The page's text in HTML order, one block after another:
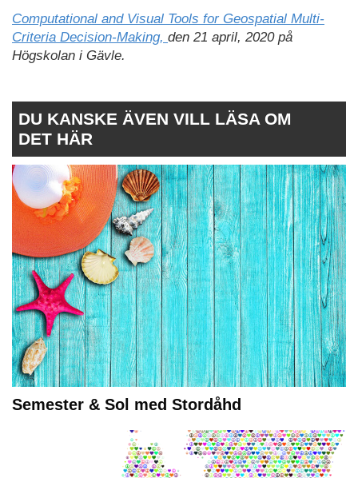
Computational and Visual Tools for Geospatial Multi-
Criteria Decision-Making, den 21 april, 2020 på
Högskolan i Gävle.
DU KANSKE ÄVEN VILL LÄSA OM
DET HÄR
Semester & Sol med Stordåhd